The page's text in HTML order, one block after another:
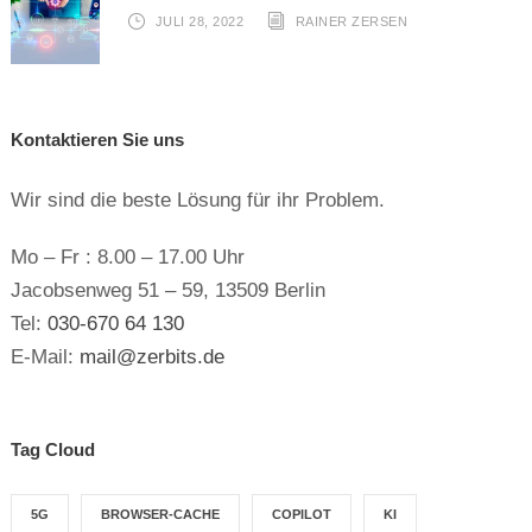
JULI 28, 2022 RAINER ZERSEN
Kontaktieren Sie uns
Wir sind die beste Lösung für ihr Problem.
Mo – Fr : 8.00 – 17.00 Uhr
Jacobsenweg 51 – 59, 13509 Berlin
Tel:030-670 64 130
E-Mail: mail@zerbits.de
Tag Cloud
5G BROWSER-CACHE COPILOT KI